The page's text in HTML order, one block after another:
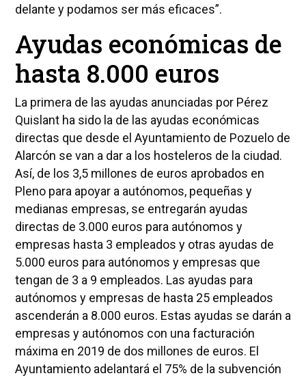
delante y podamos ser más eficaces”.
Ayudas económicas de
hasta 8.000 euros
La primera de las ayudas anunciadas por Pérez
Quislant ha sido la de las ayudas económicas
directas que desde el Ayuntamiento de Pozuelo de
Alarcón se van a dar a los hosteleros de la ciudad.
Así, de los 3,5 millones de euros aprobados en
Pleno para apoyar a autónomos, pequeñas y
medianas empresas, se entregarán ayudas
directas de 3.000 euros para autónomos y
empresas hasta 3 empleados y otras ayudas de
5.000 euros para autónomos y empresas que
tengan de 3 a 9 empleados. Las ayudas para
autónomos y empresas de hasta 25 empleados
ascenderán a 8.000 euros. Estas ayudas se darán a
empresas y autónomos con una facturación
máxima en 2019 de dos millones de euros. El
Ayuntamiento adelantará el 75% de la subvención